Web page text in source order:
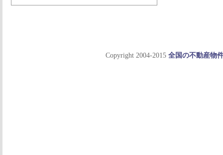
Copyright 2004-2015 全国の不動産物